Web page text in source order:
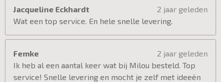
Jacqueline Eckhardt
2 jaar geleden
Wat een top service. En hele snelle levering.
Femke
2 jaar geleden
Ik heb al een aantal keer wat bij Milou besteld. Top
service! Snelle levering en mocht je zelf met ideeën